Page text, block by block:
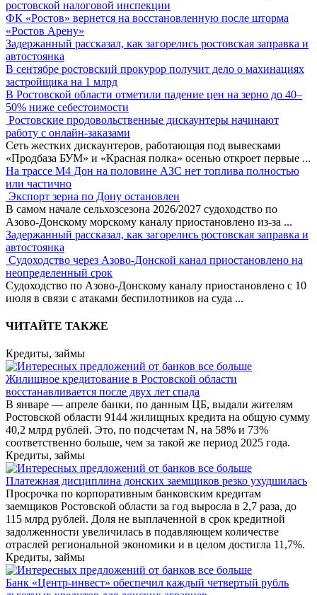
ростовской налоговой инспекции
ФК «Ростов» вернется на восстановленную после шторма
«Ростов Арену»
Задержанный рассказал, как загорелись ростовская заправка и
автостоянка
В сентябре ростовский прокурор получит дело о махинациях
застройщика на 1 млрд
В Ростовской области отметили падение цен на зерно до 40–
50% ниже себестоимости
Ростовские продовольственные дискаунтеры начинают
работу с онлайн-заказами
Сеть жестких дискаунтеров, работающая под вывесками
«Продбаза БУМ» и «Красная полка» осенью откроет первые ...
На трассе М4 Дон на половине АЗС нет топлива полностью
или частично
Экспорт зерна по Дону остановлен
В самом начале сельхозсезона 2026/2027 судоходство по
Азово-Донскому морскому каналу приостановлено из-за ...
Задержанный рассказал, как загорелись ростовская заправка и
автостоянка
Судоходство через Азово-Донской канал приостановлено на
неопределенный срок
Судоходство по Азово-Донскому каналу приостановлено с 10
июля в связи с атаками беспилотников на суда ...
ЧИТАЙТЕ ТАКЖЕ
Кредиты, займы
Жилищное кредитование в Ростовской области
восстанавливается после двух лет спада
В январе — апреле банки, по данным ЦБ, выдали жителям
Ростовской области 9144 жилищных кредита на общую сумму
40,2 млрд рублей. Это, по подсчетам N, на 58% и 73%
соответственно больше, чем за такой же период 2025 года.
Кредиты, займы
Платежная дисциплина донских заемщиков резко ухудшилась
Просрочка по корпоративным банковским кредитам
заемщиков Ростовской области за год выросла в 2,7 раза, до
115 млрд рублей. Доля не выплаченной в срок кредитной
задолженности увеличилась в подавляющем количестве
отраслей региональной экономики и в целом достигла 11,7%.
Кредиты, займы
Банк «Центр-инвест» обеспечил каждый четвертый рубль